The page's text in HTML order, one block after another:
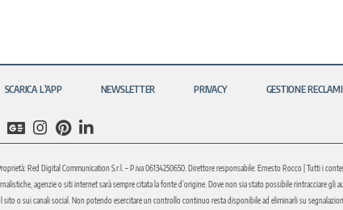
SCARICA L’APP NEWSLETTER PRIVACY GESTIONE RECLAMI
Red Digital Communication S.r.l. – P.iva 06134250650. Direttore responsabile: Ernesto Rocco | Tutti i
agenzie o siti internet sarà sempre citata la fonte d’origine. Dove non sia stato possibile rintracciare
o sui canali social. Non potendo esercitare un controllo continuo resta disponibile ad eliminarli su